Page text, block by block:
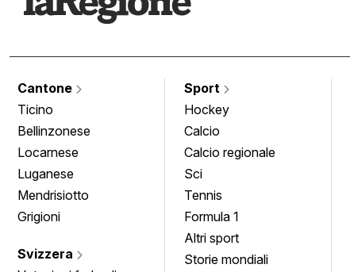
Cantone
Ticino
Bellinzonese
Locarnese
Luganese
Mendrisiotto
Grigioni
Svizzera
Sport
Hockey
Calcio
Calcio regionale
Sci
Tennis
Formula 1
Altri sport
Storie mondiali